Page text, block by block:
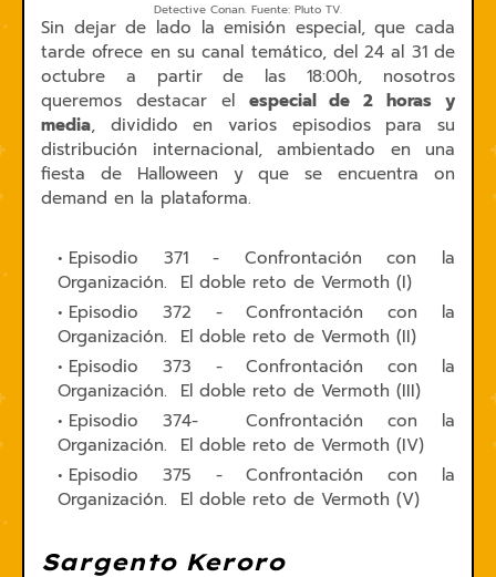
Detective Conan. Fuente: Pluto TV.
Sin dejar de lado la emisión especial, que cada
tarde ofrece en su canal temático, del 24 al 31 de
octubre a partir de las 18:00h, nosotros
queremos destacar el especial de 2 horas y
media, dividido en varios episodios para su
distribución internacional, ambientado en una
fiesta de Halloween y que se encuentra on
demand en la plataforma.
Episodio 371 - Confrontación con la
Organización. El doble reto de Vermoth (I)
Episodio 372 - Confrontación con la
Organización. El doble reto de Vermoth (II)
Episodio 373 - Confrontación con la
Organización. El doble reto de Vermoth (III)
Episodio 374- Confrontación con la
Organización. El doble reto de Vermoth (IV)
Episodio 375 - Confrontación con la
Organización. El doble reto de Vermoth (V)
Sargento Keroro